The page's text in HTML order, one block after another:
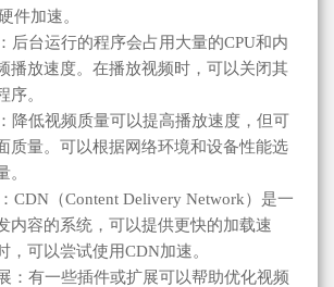
件加速。
后台运行的程序会占用大量的CPU和内
播放速度。在播放视频时，可以关闭其
序。
降低视频质量可以提高播放速度，但可
质量。可以根据网络环境和设备性能选
。
CDN（Content Delivery Network）是一
内容的系统，可以提供更快的加载速
，可以尝试使用CDN加速。
：有一些插件或扩展可以帮助优化视频